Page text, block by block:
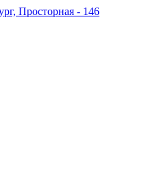
Просторная - 146